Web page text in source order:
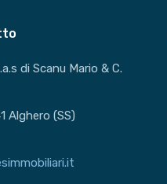
di Scanu Mario & C.
Alghero (SS)